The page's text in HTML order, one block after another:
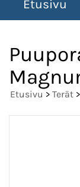
Etusivu
Etusivu > Terät >